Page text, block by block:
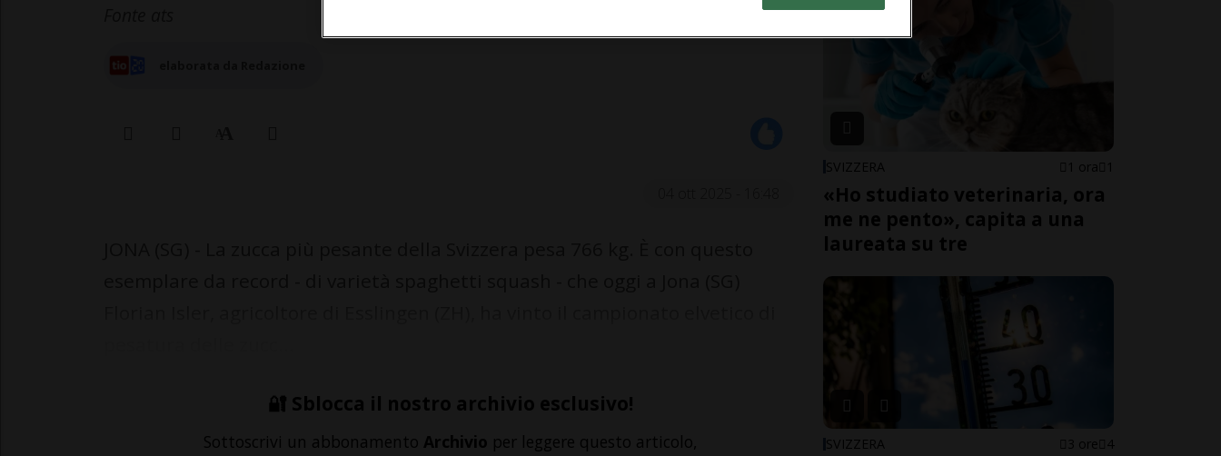
🔐 Sblocca il nostro archivio esclusivo!
Sottoscrivi un abbonamento Archivio per leggere questo articolo,
SVIZZERA 1 ora 1
«Ho studiato veterinaria, ora
me ne pento», capita a una
laureata su tre
SVIZZERA 3 ore 4